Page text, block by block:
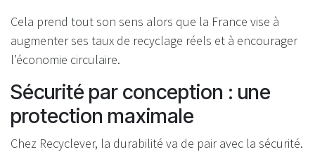
Cela prend tout son sens alors que la France vise à
augmenter ses taux de recyclage réels et à encourager
l’économie circulaire.
Sécurité par conception : une
protection maximale
Chez Recyclever, la durabilité va de pair avec la sécurité.